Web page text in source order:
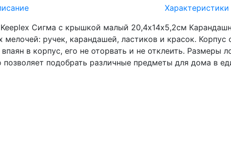
Характеристики
Сигма с крышкой малый 20,4х14х5,2см
мелочей: ручек, карандашей, ластиков и красок.
в корпус, его не оторвать и не отклеить.
позволяет подобрать различные предметы для дома в